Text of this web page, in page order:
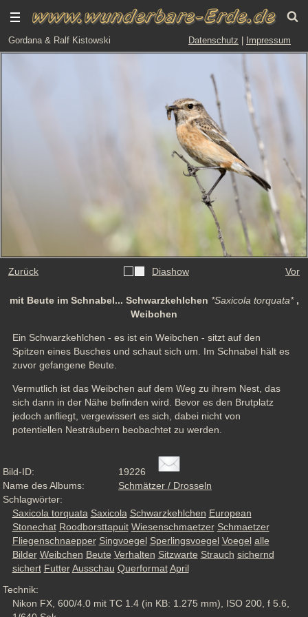
Gordana & Ralf Kistowski Datenschutz Impressum
Zurück Diashow Vor
mit Beute im Schnabel... Schwarzkehlchen *Saxicola torquata*,
Weibchen
Ein Schwarzkehlchen - es ist ein Weibchen - sitzt auf den
Spitzen eines Busches und schaut sich um. Im Schnabel hält es
zuvor gefangene Beute.
Vermutlich ist das Weibchen auf dem Weg zu ihrem Nest, das
sich dann in der Nähe befinden wird. Bevor es den Brutplatz
jedoch anfliegt, vergewissert es sich, dabei nicht von
potentiellen Nesträubern beobachtet zu werden.
Bild-ID:
19226
Name des Albums:
Schmätzer / Drosseln
Schlagwörter:
Saxicola torquata Saxicola Schwarzkehlchen European
Stonechat Roodborsttapuit Wiesenschmaetzer Schmaetzer
Fliegenschnaepper Singvoegel Sperlingsvoegel Voegel alle
Bilder Weibchen Beute Verhalten Sitzwarte Strauch sichernd
sichert Futter Ausschau Querformat April
Technik:
Nikon FX, 600/4.0 mit TC 1.4 (in KB: 1.275 mm), ISO 200, f 5.6,